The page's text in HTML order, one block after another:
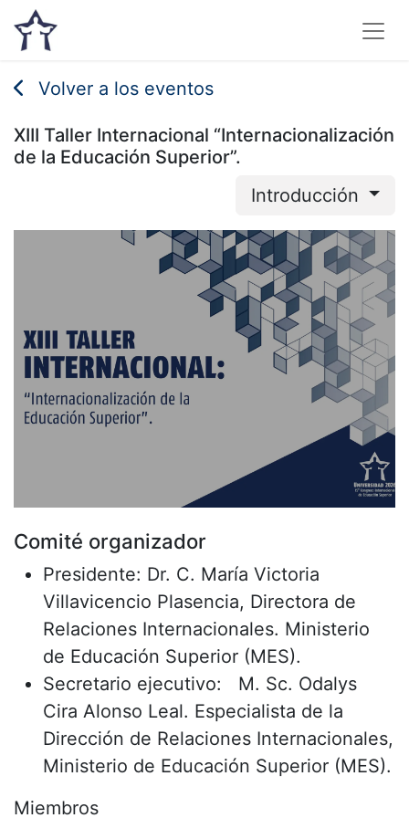
Volver a los eventos
XIII Taller Internacional “Internacionalización
de la Educación Superior”.
Introducción
XIII Taller Internacional
“Internacionalización
de la Educación
Superior”.
Comité organizador
Presidente: Dr. C. María Victoria
Villavicencio Plasencia, Directora de
Relaciones Internacionales. Ministerio
de Educación Superior (MES).
Secretario ejecutivo: M. Sc. Odalys
Cira Alonso Leal. Especialista de la
Dirección de Relaciones Internacionales,
Ministerio de Educación Superior (MES).
Miembros